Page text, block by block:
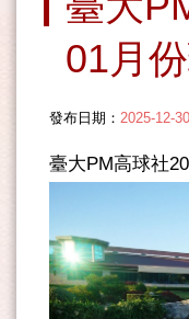
01月
發布日期： 2025-12-30
臺大PM高球社